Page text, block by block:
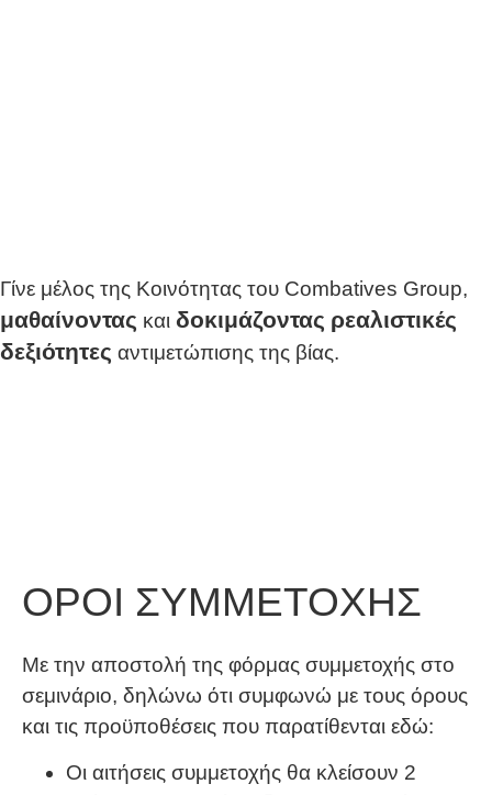
Γίνε μέλος της Κοινότητας του Combatives Group,
μαθαίνοντας και δοκιμάζοντας ρεαλιστικές
δεξιότητες αντιμετώπισης της βίας.
ΟΡΟΙ ΣΥΜΜΕΤΟΧΗΣ
Με την αποστολή της φόρμας συμμετοχής στο
σεμινάριο, δηλώνω ότι συμφωνώ με τους όρους
και τις προϋποθέσεις που παρατίθενται εδώ:
Οι αιτήσεις συμμετοχής θα κλείσουν 2